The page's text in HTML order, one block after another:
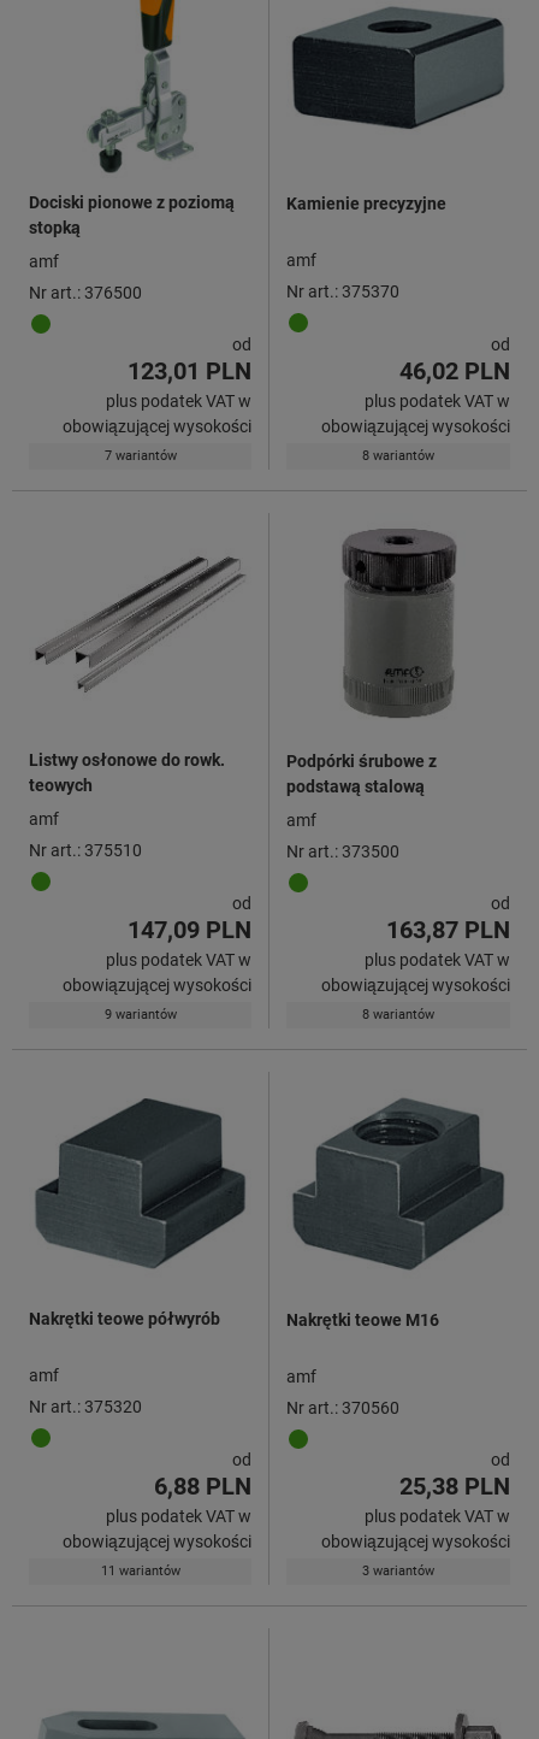
Dociski pionowe z poziomą
stopką
amf
Nr art.: 376500
od
123,01 PLN
plus podatek VAT w
obowiązującej wysokości
7 wariantów
Kamienie precyzyjne
amf
Nr art.: 375370
od
46,02 PLN
plus podatek VAT w
obowiązującej wysokości
8 wariantów
Listwy osłonowe do rowk.
teowych
amf
Nr art.: 375510
od
147,09 PLN
plus podatek VAT w
obowiązującej wysokości
9 wariantów
Podpórki śrubowe z
podstawą stalową
amf
Nr art.: 373500
od
163,87 PLN
plus podatek VAT w
obowiązującej wysokości
8 wariantów
Nakrętki teowe półwyrób
amf
Nr art.: 375320
od
6,88 PLN
plus podatek VAT w
obowiązującej wysokości
11 wariantów
Nakrętki teowe M16
amf
Nr art.: 370560
od
25,38 PLN
plus podatek VAT w
obowiązującej wysokości
3 wariantów